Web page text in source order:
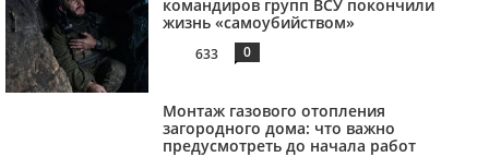
командиров групп ВСУ покончили
жизнь «самоубийством»
633 0
Монтаж газового отопления
загородного дома: что важно
предусмотреть до начала работ